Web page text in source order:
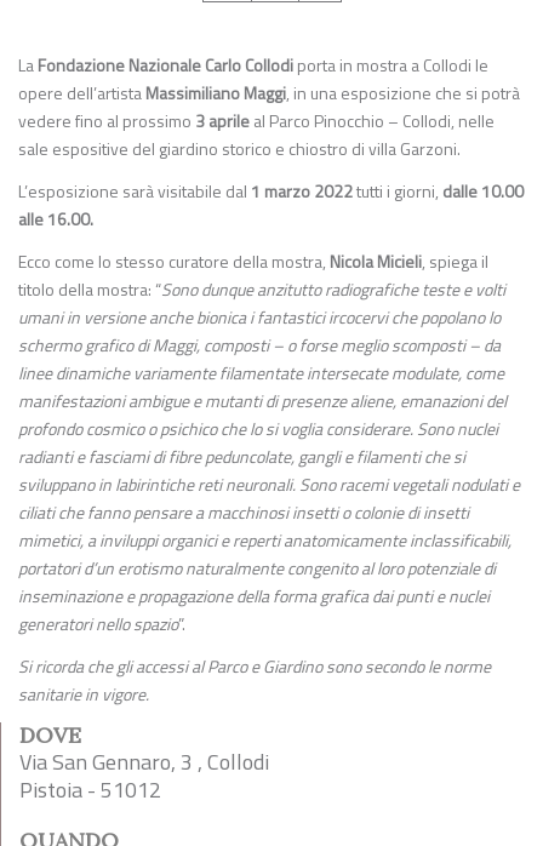
LaFondazione Nazionale Carlo Collodiporta in mostra a Collodi le
opere dell’artistaMassimiliano Maggi, in una esposizione che si potrà
vedere fino al prossimo 3 aprileal Parco Pinocchio – Collodi, nelle
sale espositive del giardino storico e chiostro di villa Garzoni.
L’esposizione sarà visitabile dal 1 marzo 2022tutti i giorni, dalle 10.00
alle 16.00.
Ecco come lo stesso curatore della mostra, Nicola Micieli, spiega il
titolo della mostra: “Sono dunque anzitutto radiografiche teste e volti
umani in versione anche bionica i fantastici ircocervi che popolano lo
schermo grafico di Maggi, composti – o forse meglio scomposti – da
linee dinamiche variamente filamentate intersecate modulate, come
manifestazioni ambigue e mutanti di presenze aliene, emanazioni del
profondo cosmico o psichico che lo si voglia considerare. Sono nuclei
radianti e fasciami di fibre peduncolate, gangli e filamenti che si
sviluppano in labirintiche reti neuronali. Sono racemi vegetali nodulati e
ciliati che fanno pensare a macchinosi insetti o colonie di insetti
mimetici, a inviluppi organici e reperti anatomicamente inclassificabili,
portatori d’un erotismo naturalmente congenito al loro potenziale di
inseminazione e propagazione della forma grafica dai punti e nuclei
generatori nello spazio”.
Si ricorda che gli accessi al Parco e Giardino sono secondo le norme
sanitarie in vigore.
DOVE
Via San Gennaro, 3 , Collodi
Pistoia - 51012